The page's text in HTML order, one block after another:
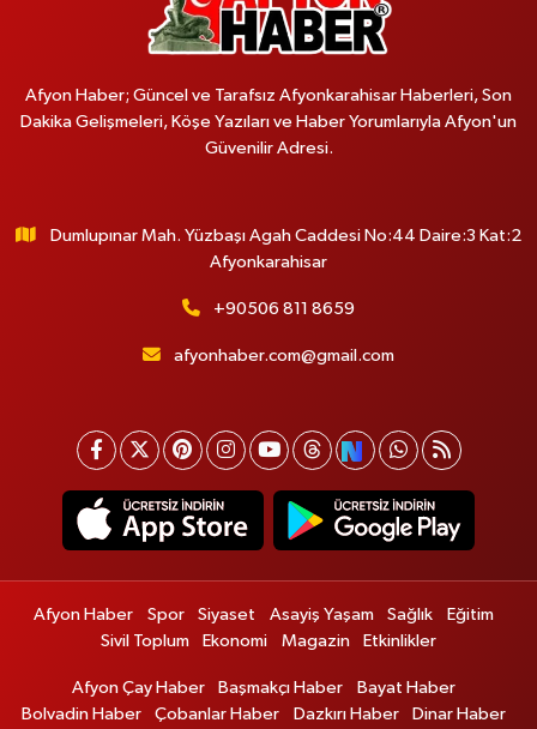
Afyon Haber; Güncel ve Tarafsız Afyonkarahisar Haberleri, Son
Dakika Gelişmeleri, Köşe Yazıları ve Haber Yorumlarıyla Afyon'un
Güvenilir Adresi.
Dumlupınar Mah. Yüzbaşı Agah Caddesi No:44 Daire:3 Kat:2
Afyonkarahisar
+90506 811 8659
afyonhaber.com@gmail.com
Afyon Haber Spor Siyaset Asayiş Yaşam Sağlık
Eğitim
Sivil Toplum
Ekonomi Magazin Etkinlikler
Afyon Çay Haber Başmakçı Haber
Bayat Haber
Bolvadin Haber
Çobanlar Haber Dazkırı Haber Dinar Haber